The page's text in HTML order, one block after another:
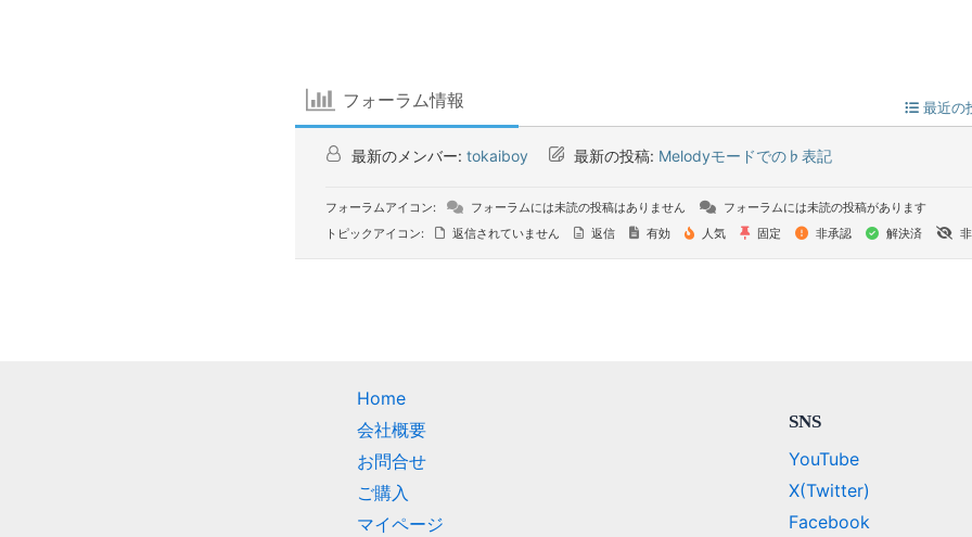
フォーラム情報 最近の
最新のメンバー: tokaiboy 最新の投稿: Melodyモードでの♭表記
フォーラムアイコン: フォーラムには未読の投稿はありません
フォーラムには未読の投稿があります
トピックアイコン:
返信されていません 返信 有効 人気 固定 非承認 解決済
Home
会社概要
お問合せ
ご購入
マイページ
SNS
YouTube
X(Twitter)
Facebook